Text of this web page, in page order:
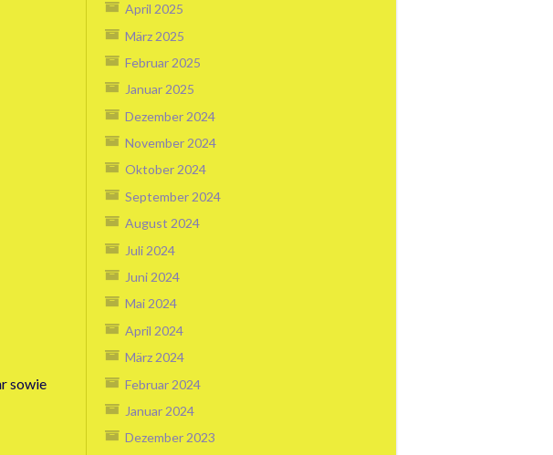
sowie
April 2025
März 2025
Februar 2025
Januar 2025
Dezember 2024
November 2024
Oktober 2024
September 2024
August 2024
Juli 2024
Juni 2024
Mai 2024
April 2024
März 2024
Februar 2024
Januar 2024
Dezember 2023